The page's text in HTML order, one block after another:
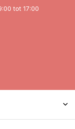
tot 17:00